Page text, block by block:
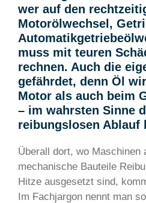
wer auf den
Motorölwechsel,
muss mit teuren
rechnen. Auch die
gefährdet, denn Öl
Motor als auch beim
– im wahrsten Sinne
reibungslosen Ablauf
Überall dort, wo Maschinen
mechanische Bauteile
Hitze ausgesetzt sind,
Im Fachjargon nennt man